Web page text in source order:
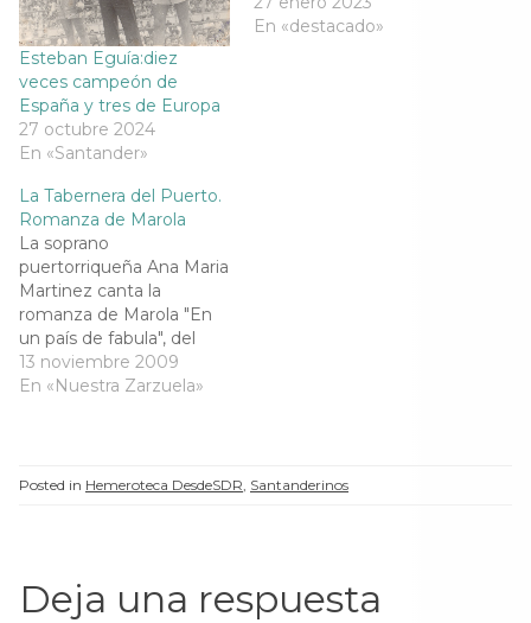
r
e
e
n
u
n
a
v
e
n
n
a
n
u
e
v
a
)
e
e
n
u
n
a
v
e
n
n
a
n
u
v
a
)
r
e
e
e
v
r
e
Esteban Eguía:diez
veces campeón de
España y tres de Europa
27 octubre 2024
En «Santander»
En «destacado»
La Tabernera del Puerto.
Romanza de Marola
La soprano
puertorriqueña Ana Maria
Martinez canta la
romanza de Marola "En
un país de fabula", del
acto 2º de La Tabernera
del Puerto, de Pablo
marinero en tres actos, el
Shaw. Música de…
13 noviembre 2009
En «Nuestra Zarzuela»
Posted in Hemeroteca DesdeSDR Santanderinos
Deja una respuesta